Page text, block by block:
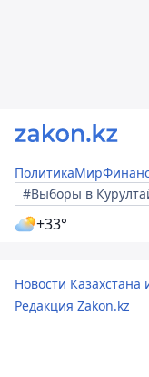
ПолитикаМир
#Выборы в
+33°
Новости Казахстана
Редакция Zakon.kz